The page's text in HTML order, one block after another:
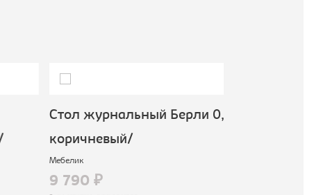
Стол журнальный Берли 0,
коричневый/
Мебелик
9 790 ₽